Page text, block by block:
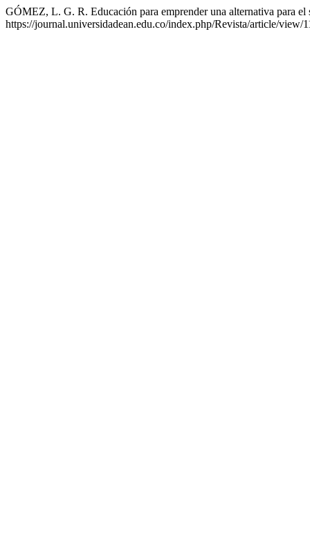
GÓMEZ, L. G. R. Educación para emprender una alternativa para
https://journal.universidadean.edu.co/index.php/Revista/article/view/